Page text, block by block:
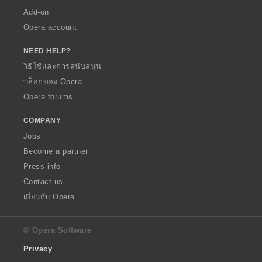
Add-on
Opera account
NEED HELP?
วิธีใช้และการสนับสนุน
บล็อกของ Opera
Opera forums
COMPANY
Jobs
Become a partner
Press info
Contact us
เกี่ยวกับ Opera
© Opera Software
Privacy